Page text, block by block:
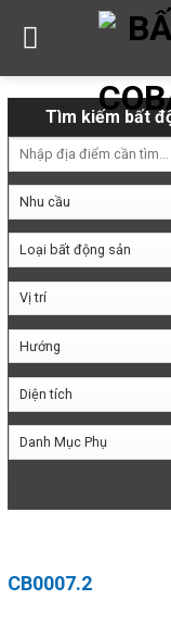
CB0007.2
Tìm kiếm bất